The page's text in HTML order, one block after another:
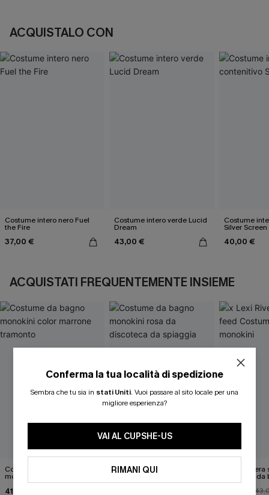
ACQUISTALO CON
Costume intero nero Fuel
the Fire
37,00 €
Costume intero verde Lucid
Dream
43,00 €
Costume
Silver Screen
40,00 €
ACQUISTATI FREQUENTEMENTE INSIEME
Costume da bagno
monokini color marrone
tramonto
41,00 €
Costume da bagno
da spiaggia
x Lexi
Costume da
monokini
Conferma la tua località di spedizione
Sembra che tu sia in stati Uniti. Vuoi passare al sito locale per una
migliore esperienza?
VAI AL CUPSHE-US
RIMANI QUI